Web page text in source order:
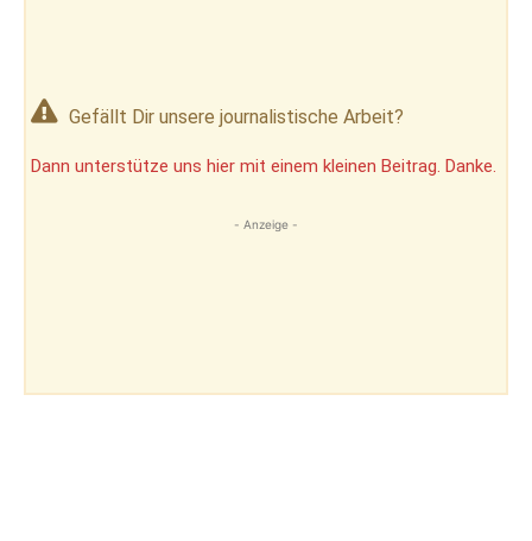
Gefällt Dir unsere journalistische Arbeit?
Dann unterstütze uns hier mit einem kleinen Beitrag. Danke.
- Anzeige -